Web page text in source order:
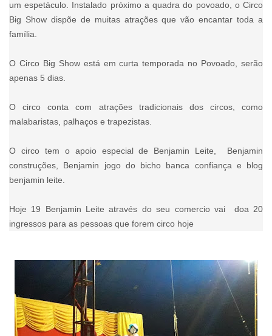
um espetáculo. Instalado próximo a quadra do povoado, o Circo
Big Show dispõe de muitas atrações que vão encantar toda a
família.
O Circo Big Show está em curta temporada no Povoado, serão
apenas 5 dias.
O circo conta com atrações tradicionais dos circos, como
malabaristas, palhaços e trapezistas.
O circo tem o apoio especial de Benjamin Leite, Benjamin
construções, Benjamin jogo do bicho banca confiança e blog
benjamin leite.
Hoje 19 Benjamin Leite através do seu comercio vai doa 20
ingressos para as pessoas que forem circo hoje